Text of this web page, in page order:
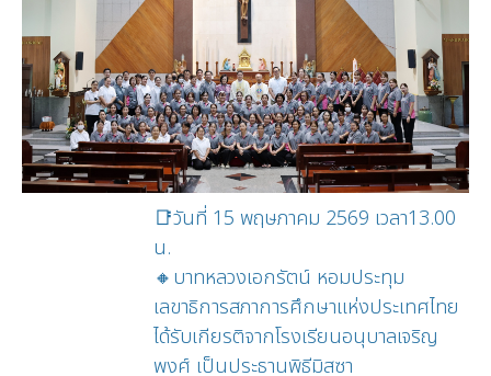
📑วันที่ 15 พฤษภาคม 2569 เวลา13.00
น.
🔸บาทหลวงเอกรัตน์ หอมประทุม
เลขาธิการสภาการศึกษาแห่งประเทศไทย
ได้รับเกียรติจากโรงเรียนอนุบาลเจริญ
พงศ์ เป็นประธานพิธีมิสซา